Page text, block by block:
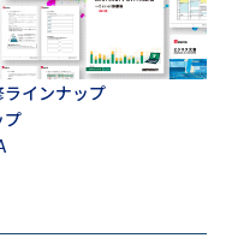
ラインナップ
プ